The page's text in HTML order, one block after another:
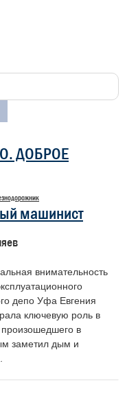
ДОБРОЕ
машинист
внимательность
депо Уфа Евгения
ключевую роль в
в
заметил дым и